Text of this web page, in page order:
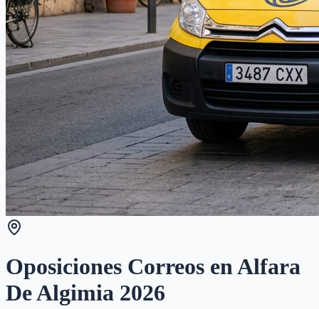
Oposiciones Correos enAlfara
De Algimia 2026